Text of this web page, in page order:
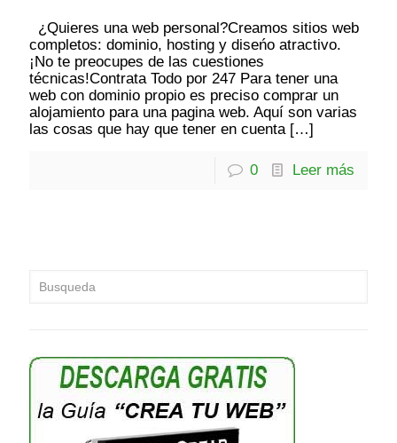
¿Quieres una web personal?Creamos sitios web
completos: dominio, hosting y diseńo atractivo.
¡No te preocupes de las cuestiones
técnicas!Contrata Todo por 247 Para tener una
web con dominio propio es preciso comprar un
alojamiento para una pagina web. Aquí son varias
las cosas que hay que tener en cuenta[…]
0 Leer más